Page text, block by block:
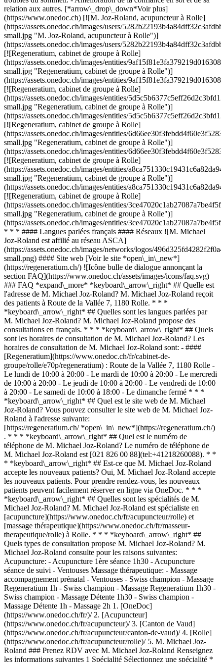
relation aux autres. [*arrow\_drop\_down*Voir plus]
(https://www.onedoc.ch) [![M. Joz-Roland, acupuncteur à Rolle]
(https://assets.onedoc.ch/images/users/
small.jpg "M. Joz-Roland, acupuncteur à Rolle")]
(https://assets.onedoc.ch/images/users/
[![Regeneratium, cabinet de groupe à Rolle]
(https://assets.onedoc.ch/images/entities/
small.jpg "Regeneratium, cabinet de groupe à Rolle")]
(https://assets.onedoc.ch/images/entities/
[![Regeneratium, cabinet de groupe à Rolle]
(https://assets.onedoc.ch/images/entities/
small.jpg "Regeneratium, cabinet de groupe à Rolle")]
(https://assets.onedoc.ch/images/entities/
[![Regeneratium, cabinet de groupe à Rolle]
(https://assets.onedoc.ch/images/entities/
small.jpg "Regeneratium, cabinet de groupe à Rolle")]
(https://assets.onedoc.ch/images/entities/
[![Regeneratium, cabinet de groupe à Rolle]
(https://assets.onedoc.ch/images/entities/
small.jpg "Regeneratium, cabinet de groupe à Rolle")]
(https://assets.onedoc.ch/images/entities/
[![Regeneratium, cabinet de groupe à Rolle]
(https://assets.onedoc.ch/images/entities/
small.jpg "Regeneratium, cabinet de groupe à Rolle")]
(https://assets.onedoc.ch/images/entities/
* * * #### Langues parlées français #### Réseaux ![M. Michael
Joz-Roland est affilié au réseau ASCA]
(https://assets.onedoc.ch/images/networks/logos/
small.png) #### Site web [Voir le site *open\_in\_new*]
(https://regeneratium.ch/) ![Icône bulle de dialogue annonçant la
section FAQ](https://www.onedoc.ch/assets/images/icons/faq.svg)
### FAQ *expand\_more* *keyboard\_arrow\_right* ## Quelle est
l'adresse de M. Michael Joz-Roland? M. Michael Joz-Roland reçoit
des patients à Route de la Vallée 7, 1180 Rolle. * * *
*keyboard\_arrow\_right* ## Quelles sont les langues parlées par
M. Michael Joz-Roland? M. Michael Joz-Roland propose des
consultations en français. * * * *keyboard\_arrow\_right* ## Quels
sont les horaires de consultation de M. Michael Joz-Roland? Les
horaires de consultation de M. Michael Joz-Roland sont: - ####
[Regeneratium](https://www.onedoc.ch/fr/cabinet-de-
groupe/rolle/e70p/regeneratium) : Route de la Vallée 7, 1180 Rolle -
Le lundi de 10:00 à 20:00 - Le mardi de 10:00 à 20:00 - Le mercredi
de 10:00 à 20:00 - Le jeudi de 10:00 à 20:00 - Le vendredi de 10:00
à 20:00 - Le samedi de 10:00 à 18:00 - Le dimanche fermé * * *
*keyboard\_arrow\_right* ## Quel est le site web de M. Michael
Joz-Roland? Vous pouvez consulter le site web de M. Michael Joz-
Roland à l'adresse suivante:
[https://regeneratium.ch/ *open\_in\_new*](https://regeneratium.ch/)
. * * * *keyboard\_arrow\_right* ## Quel est le numéro de
téléphone de M. Michael Joz-Roland? Le numéro de téléphone de
M. Michael Joz-Roland est [021 826 00 88](tel:+41218260088). * *
* *keyboard\_arrow\_right* ## Est-ce que M. Michael Joz-Roland
accepte les nouveaux patients? Oui, M. Michael Joz-Roland accepte
les nouveaux patients. Pour prendre rendez-vous, les nouveaux
patients peuvent facilement réserver en ligne via OneDoc. * * *
*keyboard\_arrow\_right* ## Quelles sont les spécialités de M.
Michael Joz-Roland? M. Michael Joz-Roland est spécialiste en
[acupuncture](https://www.onedoc.ch/fr/acupuncteur/rolle) et
[massage thérapeutique](https://www.onedoc.ch/fr/masseur-
therapeutique/rolle) à Rolle. * * * *keyboard\_arrow\_right* ##
Quels types de consultation propose M. Michael Joz-Roland? M.
Michael Joz-Roland consulte pour les raisons suivantes:
Acupuncture: - Acupuncture 1ère séance 1h30 - Acupuncture
séance de suivi - Ventouses Massage thérapeutique: - Massage
accompagnement prénatal - Ventouses - Swiss champion - Massage
Regeneratium 1h - Swiss champion - Massage Regeneratium 1h30 -
Swiss champion - Massage Détente 1h30 - Swiss champion -
Massage Détente 1h - Massage 2h 1. [OneDoc](https://www.onedoc.ch/fr/)/ 2. [Acupuncteur](https://www.onedoc.ch/fr/acupuncteur)/ 3. [Canton de Vaud](https://www.onedoc.ch/fr/acupuncteur/canton-de-vaud)/ 4. [Rolle](https://www.onedoc.ch/fr/acupuncteur/rolle)/ 5. M. Michael Joz-Roland ### Prenez RDV avec M. Michael Joz-Roland Renseignez les informations suivantes 1 Spécialité Sélectionnez une spécialité * * * *touch\_app* Choisissez un créneau horaire *chevron\_left* mer. 05 août *chevron\_right* Voir plus de rendez-vous Créneau horaire Prendre rendez-vous ### Téléchargez l'app OneDoc Prenez rendez-vous en ligne chez un médecin, un dentiste ou un thérapeute proche de vous en Suisse. L'application OneDoc vous permet de gérer tous vos rendez-vous médicaux depuis votre natel, n'importe où et n'importe quand. ![Code QR redirigeant vers l’App Store ou Google Play pour télécharger l’app OneDoc Patients](https://www.onedoc.ch/assets/images/download-app-qr.jpeg) Scannez le QR code pour télécharger l’application [![Téléchargez notre application sur l'App Store!](https://www.onedoc.ch/assets/images/app-store-badge-fr.svg)](https://apps.apple.com/ch/app/onedoc/id1592376413?l=fr)[![Téléchargez notre application sur le Google Play Store!](https://www.onedoc.ch/assets/images/google-play-badge-fr.png)](https://play.google.com/store/apps/details?id=ch.onedoc.patient&hl=fr-CH) *keyboard\_arrow\_right* ## Spécialités associées [Acupuncteur à Genève](https://www.onedoc.ch/fr/acupuncteur/geneve)[Acupuncteur à Lausanne](https://www.onedoc.ch/fr/acupuncteur/lausanne)[Acupuncteur à Carouge](https://www.onedoc.ch/fr/acupuncteur/carouge)[Acupuncteur à Meyrin](https://www.onedoc.ch/fr/acupuncteur/meyrin)[Acupuncteur à Nyon](https://www.onedoc.ch/fr/acupuncteur/nyon)[Acupuncteur à Vevey](https://www.onedoc.ch/fr/acupuncteur/vevey)[Acupuncteur à Vernier](https://www.onedoc.ch/fr/acupuncteur/vernier)[Acupuncteur à Lancy](https://www.onedoc.ch/fr/acupuncteur/lancy)[Acupuncteur à Gland](https://www.onedoc.ch/fr/acupuncteur/gland)[Acupuncteur à Morges](https://www.onedoc.ch/fr/acupuncteur/morges)[Acupuncteur à Thônex](https://www.onedoc.ch/fr/acupuncteur/thonex)[Acupuncteur à Chêne-Bourg](https://www.onedoc.ch/fr/acupuncteur/chene-bourg)[Acupuncteur à Préverenges](https://www.onedoc.ch/fr/acupuncteur/preverenges)[Acupuncteur à Renens](https://www.onedoc.ch/fr/acupuncteur/renens)[Acupuncteur à Yverdon-les-Bains](https://www.onedoc.ch/fr/acupuncteur/yverdon-les-bains)[Acupuncteur à Pully](https://www.onedoc.ch/fr/acupuncteur/pully)[Acupuncteur à Châtel-Saint-Denis](https://www.onedoc.ch/fr/acupuncteur/chatel-saint-denis)[Acupuncteur à Plan-les-Ouates](https://www.onedoc.ch/fr/acupuncteur/plan-les-ouates)[Acupuncteur à Onex](https://www.onedoc.ch/fr/acupuncteur/onex)[Acupuncteur à Bussigny](https://www.onedoc.ch/fr/acupuncteur/bussigny)[Acupuncteur à Blonay - Saint-Légier](https://www.onedoc.ch/fr/acupuncteur/blonay-saint-legier) *keyboard\_arrow\_right* ## Recherches fréquentes [Physiothérapeute à Genève](https://www.onedoc.ch/fr/physiotherapeute/geneve)[Psychologue à Genève](https://www.onedoc.ch/fr/psychologue/geneve)[Physiothérapeute à Lausanne](https://www.onedoc.ch/fr/physiotherapeute/lausanne)[Médecin généraliste à Genève](https://www.onedoc.ch/fr/medecin-generaliste/geneve)[Thérapeute en drainage lymphatique à Genève](https://www.onedoc.ch/fr/therapeute-en-drainage-lymphatique/geneve)[Masseur classique à Genève](https://www.onedoc.ch/fr/masseur-classique/geneve)[Spécialiste en médecine interne générale à Genève](https://www.onedoc.ch/fr/specialiste-en-medecine-interne-generale/geneve)[Réflexologue à Genève](https://www.onedoc.ch/fr/reflexologue/geneve)[Médecin-dentiste à Genève](https://www.onedoc.ch/fr/medecin-dentiste/geneve)[Psychologue à Lausanne](https://www.onedoc.ch/fr/psychologue/lausanne)[Acupuncteur à Genève](https://www.onedoc.ch/fr/acupuncteur/geneve)[Ostéopathe à Lausanne](https://www.onedoc.ch/fr/osteopathe/lausanne)[Masseur classique à Lausanne](https://www.onedoc.ch/fr/masseur-classique/lausanne)[Médecin généraliste à Lausanne](https://www.onedoc.ch/fr/medecin-generaliste/lausanne)[Spécialiste en Médecine Traditionnelle Chinoise (MTC) à Genève](https://www.onedoc.ch/fr/specialiste-en-medecine-traditionnelle-chinoise-mtc/geneve)[Physiothérapeute du sport à Genève](https://www.onedoc.ch/fr/physiotherapeute-du-sport/geneve)[Psychothérapeute à Genève](https://www.onedoc.ch/fr/psychotherapeute/geneve)[Masseur thérapeutique à Genève](https://www.onedoc.ch/fr/masseur-therapeutique/geneve)[Gynécologue obstétricien à Genève](https://www.onedoc.ch/fr/gynecologue-obstetricien/geneve)[Ostéopathe à Genève](https://www.onedoc.ch/fr/osteopathe/geneve)[Thérapeute en nutrition MCO à Genève](https://www.onedoc.ch/fr/therapeute-en-nutrition-mco/geneve) *keyboard\_arrow\_right* ## Annuaire des professionnels de santé suisses [Liste des praticiens](https://www.onedoc.ch/fr/annuaire) [A](https://www.onedoc.ch/fr/annuaire/A) [B](https://www.onedoc.ch/fr/annuaire/B) [C](https://www.onedoc.ch/fr/annuaire/C) [D](https://www.onedoc.ch/fr/annuaire/D) [E](https://www.onedoc.ch/fr/annuaire/E) [F](https://www.onedoc.ch/fr/annuaire/F) [G](https://www.onedoc.ch/fr/annuaire/G) [H](https://www.onedoc.ch/fr/annuaire/H) [I](https://www.onedoc.ch/fr/annuaire/I) [J](https://www.onedoc.ch/fr/annuaire/J) [K](https://www.onedoc.ch/fr/annuaire/K) [L](https://www.onedoc.ch/fr/annuaire/L) [M](https://www.onedoc.ch/fr/annuaire/M) [N](https://www.onedoc.ch/fr/annuaire/N) [O](https://www.onedoc.ch/fr/annuaire/O) [P](https://www.onedoc.ch/fr/annuaire/P) [Q](https://www.onedoc.ch/fr/annuaire/Q) [R](https://www.onedoc.ch/fr/annuaire/R) [S](https://www.onedoc.ch/fr/annuaire/S) [T](https://www.onedoc.ch/fr/annuaire/T) [U](https://www.onedoc.ch/fr/annuaire/U) [V](https://www.onedoc.ch/fr/annuaire/V) [W](https://www.onedoc.ch/fr/annuaire/W) [X](https://www.onedoc.ch/fr/annuaire/X) [Y](https://www.onedoc.ch/fr/annuaire/Y) [Z](https://www.onedoc.ch/fr/annuaire/Z) ## OneDoc [Pour les professionnels de santé](https://info.onedoc.ch/fr/) [À propos de nous](https://info.onedoc.ch/fr/raison-d-etre/) [Presse](https://info.onedoc.ch/fr/presse/) [Carrières](https://career.onedoc.ch/fr) [Centre de confidentialité](https://privacy.onedoc.ch/fr/) [Gestion des cookies](javascript:Didomi.preferences.show%28%29) [Centre d'aide](https://help.onedoc.ch/fr/) ## Langues [Deutsch](https://www.onedoc.ch/de/akupunkteur/rolle/pcmod/michael-joz-roland) [Français](https://www.onedoc.ch/fr/acupuncteur/rolle/pcmod/michael-joz-roland) [Italiano](https://www.onedoc.ch/it/agopuntore/rolle/pcmod/michael-joz-roland) [English](https://www.onedoc.ch/en/acupuncturist/rolle/pcmod/michael-joz-roland) ## Spécialités associées [Acupuncture à Genève](https://www.onedoc.ch/fr/acupuncteur/geneve) [Acupuncture à Lausanne](https://www.onedoc.ch/fr/acupuncteur/lausanne) [Acupuncture à Carouge](https://www.onedoc.ch/fr/acupuncteur/carouge) [Acupuncture à Meyrin](https://www.onedoc.ch/fr/acupuncteur/meyrin) [Acupuncture à Nyon](https://www.onedoc.ch/fr/acupuncteur/nyon) [Acupuncture à Vevey](https://www.onedoc.ch/fr/acupuncteur/vevey) [Acupuncture à Vernier](https://www.onedoc.ch/fr/acupuncteur/vernier) [Acupuncture à Lancy](https://www.onedoc.ch/fr/acupuncteur/lancy) [Acupuncture à Gland](https://www.onedoc.ch/fr/acupuncteur/gland) [Acupuncture à Morges](https://www.onedoc.ch/fr/acupuncteur/morges) [Acupuncture à Thônex](https://www.onedoc.ch/fr/acupuncteur/thonex) [Acupuncture à Chêne-Bourg](https://www.onedoc.ch/fr/acupuncteur/chene-bourg) [Acupuncture à Préverenges](https://www.onedoc.ch/fr/acupuncteur/preverenges) [Acupuncture à Renens](https://www.onedoc.ch/fr/acupuncteur/renens) [Acupuncture à Yverdon-les-Bains](https://www.onedoc.ch/fr/acupuncteur/yverdon-les-bains) [Acupuncture à Pully](https://www.onedoc.ch/fr/acupuncteur/pully) [Acupuncture à Châtel-Saint-Denis](https://www.onedoc.ch/fr/acupuncteur/chatel-saint-denis) [Acupuncture à Plan-les-Ouates](https://www.onedoc.ch/fr/acupuncteur/plan-les-ouates) [Acupuncture à Onex](https://www.onedoc.ch/fr/acupuncteur/onex) [Acupuncture à Bussigny](https://www.onedoc.ch/fr/acupuncteur/bussigny) [Acupuncture à Blonay - Saint-Légier](https://www.onedoc.ch/fr/acupuncteur/blonay-saint-legier) ## Recherches fréquentes [Physiothérapeute à Genève](https://www.onedoc.ch/fr/physiotherapeute/geneve) [Psychologue à Genève](https://www.onedoc.ch/fr/psychologue/geneve) [Physiothérapeute à Lausanne](https://www.onedoc.ch/fr/physiotherapeute/lausanne) [Médecin généraliste à Genève](https://www.onedoc.ch/fr/medecin-generaliste/geneve) [Thérapeute en drainage lymphatique à Genève](https://www.onedoc.ch/fr/therapeute-en-drainage-lymphatique/geneve) [Massage classique à Genève](https://www.onedoc.ch/fr/masseur-classique/geneve) [Spécialiste en médecine interne générale à Genève](https://www.onedoc.ch/fr/specialiste-en-medecine-interne-generale/geneve) [Réflexologue à Genève](https://www.onedoc.ch/fr/reflexologue/geneve) [Médecin-dentiste à Genève](https://www.onedoc.ch/fr/medecin-dentiste/geneve) [Psychologue à Lausanne](https://www.onedoc.ch/fr/psychologue/lausanne) [Acupuncture à Genève](https://www.onedoc.ch/fr/acupuncteur/geneve) [Ostéopathe à Lausanne](https://www.onedoc.ch/fr/osteopathe/lausanne) [Massage classique à Lausanne](https://www.onedoc.ch/fr/masseur-classique/lausanne) [Médecin généraliste à Lausanne](https://www.onedoc.ch/fr/medecin-generaliste/lausanne) [Spécialiste en Médecine Traditionnelle Chinoise (MTC) à Genève](https://www.onedoc.ch/fr/specialiste-en-medecine-traditionnelle-chinoise-mtc/geneve) [Physiothérapeute du sport à Genève](https://www.onedoc.ch/fr/physiotherapeute-du-sport/geneve) [Psychothérapeute à Genève](https://www.onedoc.ch/fr/psychotherapeute/geneve) [Massage thérapeutique à Genève](https://www.onedoc.ch/fr/masseur-therapeutique/geneve) [Gynécologue obstétricien à Genève](h